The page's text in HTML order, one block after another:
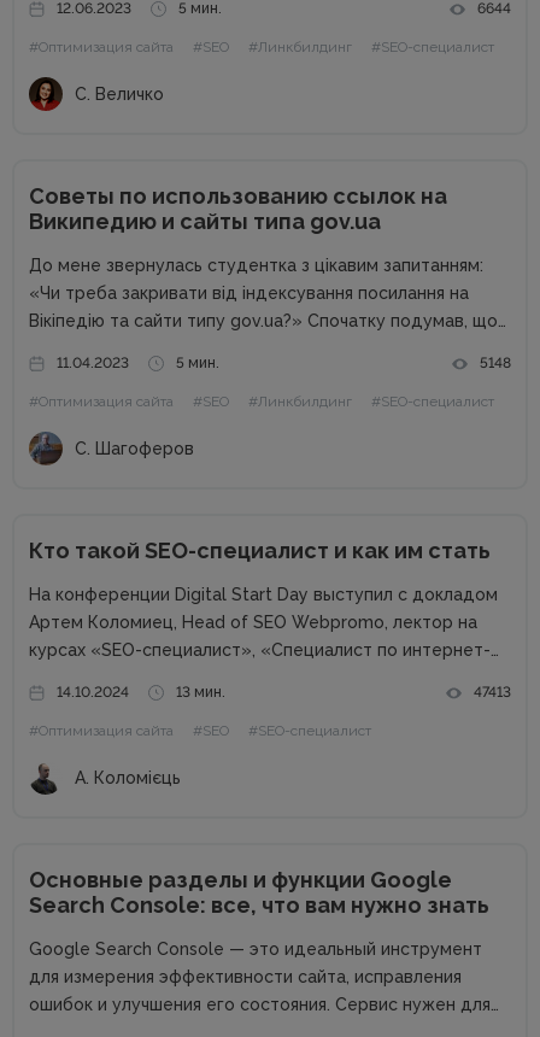
будут стоить недорого, при этом подталкивать нужные
страницы по ключевым запросам. В этой статье мы...
12.06.2023 5 мин. 6644
#Оптимизация сайта #SEO #Линкбилдинг #SEO-специалист
С. Величко
Советы по использованию ссылок на
Википедию и сайты типа gov.ua
До мене звернулась студентка з цікавим запитанням:
«Чи треба закривати від індексування посилання на
Вікіпедію та сайти типу gov.ua?» Спочатку подумав, що
що це тема окремої статті. Від редакції. Перевірені
поради та...
11.04.2023 5 мин. 5148
#Оптимизация сайта #SEO #Линкбилдинг #SEO-специалист
С. Шагоферов
Кто такой SEO-специалист и как им стать
На конференции Digital Start Day выступил с докладом
Артем Коломиец, Head of SEO Webpromo, лектор на
курсах «SEO-специалист», «Специалист по интернет-
специалист, что должен знать и уметь, насколько
актуальна профессия и как им стать. Что такое...
14.10.2024 13 мин. 47413
#Оптимизация сайта #SEO #SEO-специалист
А. Коломієць
Основные разделы и функции Google
Search Console: все, что вам нужно знать
Google Search Console — это идеальный инструмент
для измерения эффективности сайта, исправления
ошибок и улучшения его состояния. Сервис нужен для